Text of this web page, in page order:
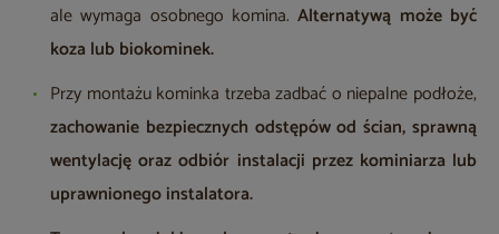
ale wymaga osobnego komina.Alternatywą może być
koza lub biokominek.
Przy montażu kominka trzeba zadbać o niepalne podłoże,
zachowanie bezpiecznych odstępów od ścian, sprawną
wentylację oraz odbiór instalacji przez kominiarza lub
uprawnionego instalatora.